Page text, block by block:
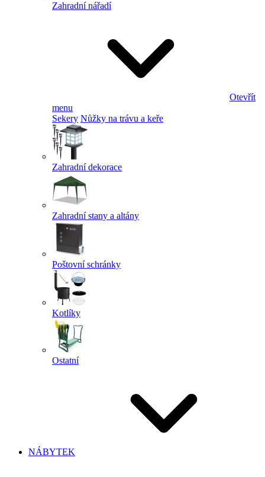
Zahradní nářadí
Otevřít
menu
Sekery Nůžky na trávu a keře
Zahradní dekorace
Zahradní stany a altány
Poštovní schránky
Kotlíky
Ostatní
NÁBYTEK